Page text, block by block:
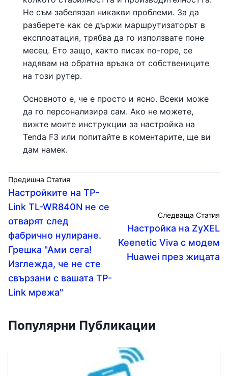
Не съм забелязал никакви проблеми. За да
разберете как се държи маршрутизаторът в
експлоатация, трябва да го използвате поне
месец. Ето защо, както писах по-горе, се
надявам на обратна връзка от собствениците
на този рутер.
Основното е, че е просто и ясно. Всеки може
да го персонализира сам. Ако не можете,
вижте моите инструкции за настройка на
Tenda F3 или попитайте в коментарите, ще ви
дам намек.
Предишна Статия
Настройките на TP-
Link TL-WR840N не се
отварят след
фабрично нулиране.
Грешка "Ами сега!
Изглежда, че не сте
свързани с вашата TP-
Link мрежа"
Следваща Статия
Настройка на ZyXEL
Keenetic Viva с модем
Huawei през жицата
Популярни Публикации